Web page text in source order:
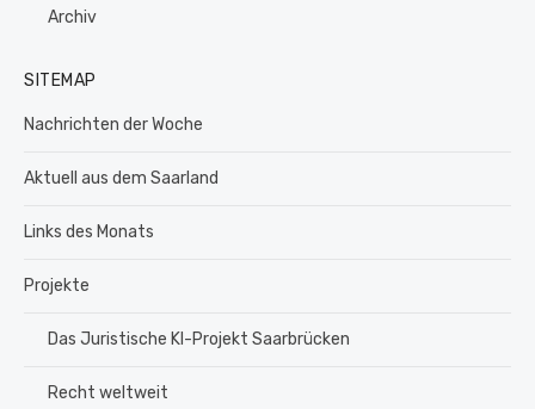
Archiv
SITEMAP
Nachrichten der Woche
Aktuell aus dem Saarland
Links des Monats
Projekte
Das Juristische KI-Projekt Saarbrücken
Recht weltweit